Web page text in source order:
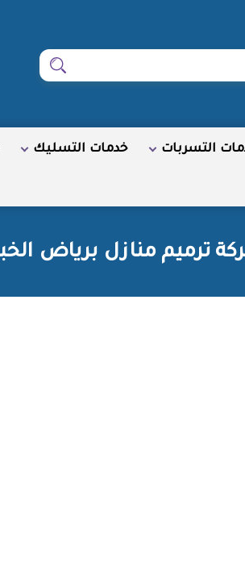
ابحث
التسربات خدمات التسليك
ترميم منازل برياض